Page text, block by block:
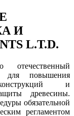
И
L.T.D.
для повышения
и
древесины.
обязательной
регламентом